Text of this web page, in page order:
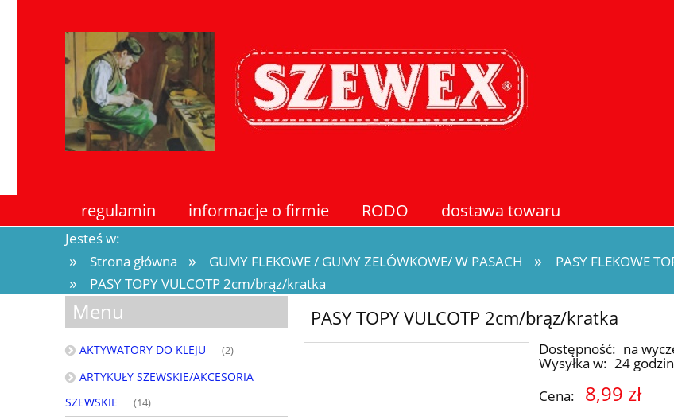
regulamin informacje o firmie RODO dostawa towaru
Jesteś w:
» Strona główna » GUMY FLEKOWE / GUMY ZELÓWKOWE/ W PASACH » PASY FLEKOWE
» PASY TOPY VULCOTP 2cm/brąz/kratka
Menu
AKTYWATORY DO KLEJU (2)
ARTYKUŁY SZEWSKIE/AKCESORIA
SZEWSKIE
(14)
PASY TOPY VULCOTP 2cm/brąz/kratka
Dostępność: na
Wysyłka w: 24
Cena:
8,99 zł